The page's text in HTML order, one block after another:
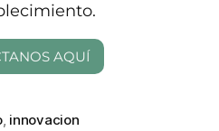
AQUÍ
, innovacion